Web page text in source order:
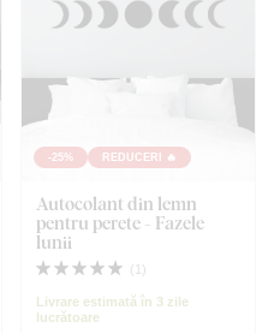
-25% REDUCERI 🔥
Autocolant din lemn
pentru perete - Fazele
lunii
( 1 )
Livrare estimată în 3 zile
lucrătoare